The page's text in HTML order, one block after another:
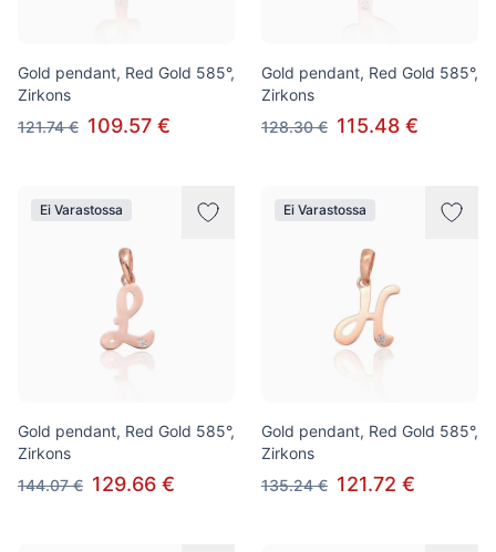
Gold pendant, Red Gold 585°,
Zirkons
121.74 € 109.57 €
Gold pendant, Red Gold 585°,
Zirkons
128.30 € 115.48 €
Ei Varastossa
Gold pendant, Red Gold 585°,
Zirkons
144.07 € 129.66 €
Ei Varastossa
Gold pendant, Red Gold 585°,
Zirkons
135.24 € 121.72 €